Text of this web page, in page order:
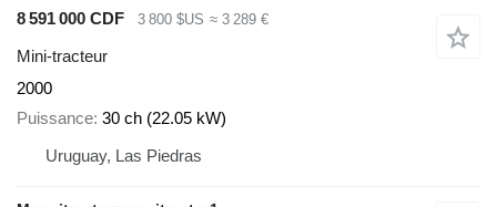
8 591 000 CDF
3 800 $US ≈ 3 289 €
Mini-tracteur
2000
Puissance 30 ch (22.05 kW)
Uruguay, Las Piedras